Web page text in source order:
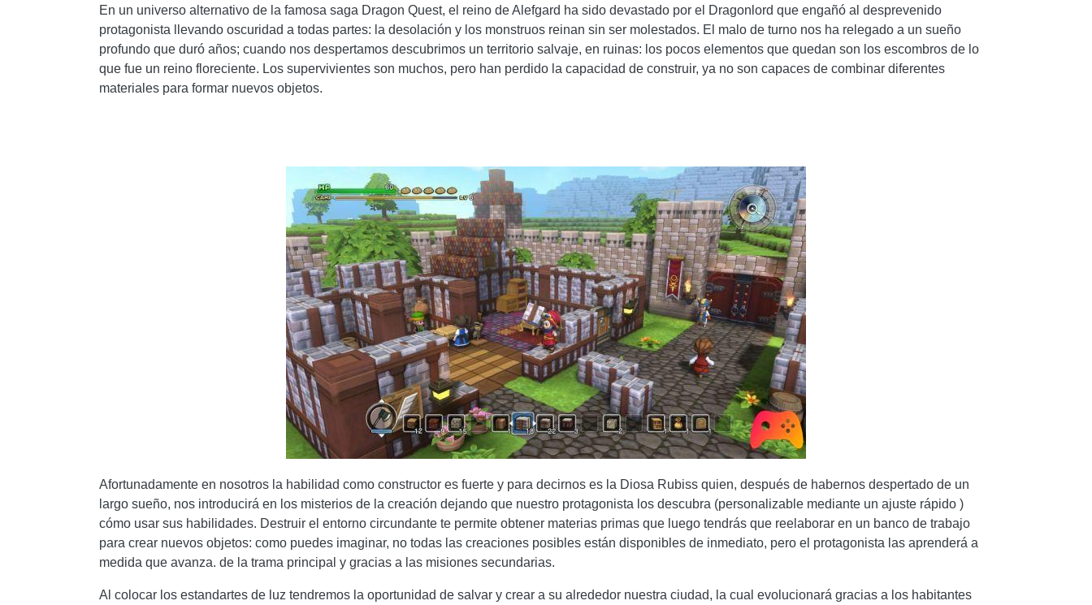
En un universo alternativo de la famosa saga Dragon Quest, el reino de Alefgard ha sido devastado por el Dragonlord que engañó al desprevenido
protagonista llevando oscuridad a todas partes: la desolación y los monstruos reinan sin ser molestados. El malo de turno nos ha relegado a un sueño
profundo que duró años; cuando nos despertamos descubrimos un territorio salvaje, en ruinas: los pocos elementos que quedan son los escombros de lo
que fue un reino floreciente. Los supervivientes son muchos, pero han perdido la capacidad de construir, ya no son capaces de combinar diferentes
materiales para formar nuevos objetos.
Afortunadamente en nosotros la habilidad como constructor es fuerte y para decirnos es la Diosa Rubiss quien, después de habernos despertado de un
largo sueño, nos introducirá en los misterios de la creación dejando que nuestro protagonista los descubra (personalizable mediante un ajuste rápido )
cómo usar sus habilidades. Destruir el entorno circundante te permite obtener materias primas que luego tendrás que reelaborar en un banco de trabajo
para crear nuevos objetos: como puedes imaginar, no todas las creaciones posibles están disponibles de inmediato, pero el protagonista las aprenderá a
medida que avanza. de la trama principal y gracias a las misiones secundarias.
Al colocar los estandartes de luz tendremos la oportunidad de salvar y crear a su alrededor nuestra ciudad, la cual evolucionará gracias a los habitantes